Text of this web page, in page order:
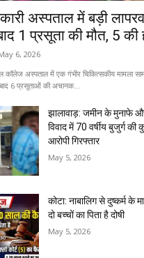
अस्पताल में बड़ी
1 प्रसूता की मौत, 5 की
6, 2026
कॉलेज अस्पताल में एक गंभीर चिकित्सकीय मामला
6 प्रसूताओं की अचानक...
झालावाड़: जमीन के मुनाफे
विवाद में 70 वर्षीय बुजुर्ग की
आरोपी गिरफ्तार
May 5, 2026
कोटा: नाबालिग से दुष्कर्म के
दो बच्चों का पिता है दोषी
May 5, 2026